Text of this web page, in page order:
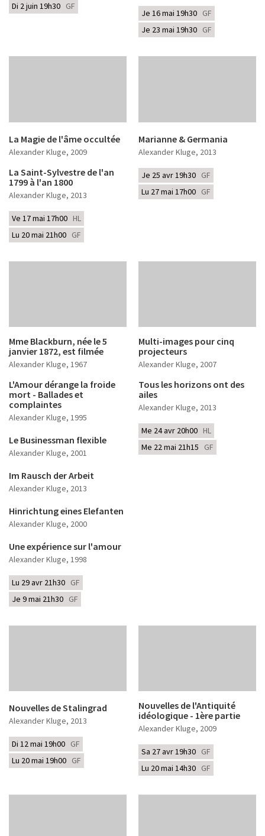
Di 2 juin 19h30 GF
Je 16 mai 19h30 GF
Je 23 mai 19h30 GF
La Magie de l'âme occultée
Alexander Kluge, 2009
La Saint-Sylvestre de l'an
1799 à l'an 1800
Alexander Kluge, 2013
Ve 17 mai 17h00 HL
Lu 20 mai 21h00 GF
Marianne & Germania
Alexander Kluge, 2013
Je 25 avr 19h30 GF
Lu 27 mai 17h00 GF
Mme Blackburn, née le 5
janvier 1872, est filmée
Alexander Kluge, 1967
L'Amour dérange la froide
mort - Ballades et
complaintes
Alexander Kluge, 1995
Le Businessman flexible
Alexander Kluge, 2001
Im Rausch der Arbeit
Alexander Kluge, 2013
Hinrichtung eines Elefanten
Alexander Kluge, 2000
Une expérience sur l'amour
Alexander Kluge, 1998
Lu 29 avr 21h30 GF
Je 9 mai 21h30 GF
Multi-images pour cinq
projecteurs
Alexander Kluge, 2007
Tous les horizons ont des
ailes
Alexander Kluge, 2013
Me 24 avr 20h00 HL
Me 22 mai 21h15 GF
Nouvelles de Stalingrad
Alexander Kluge, 2013
Di 12 mai 19h00 GF
Lu 20 mai 19h00 GF
Nouvelles de l'Antiquité
idéologique - 1ère partie
Alexander Kluge, 2009
Sa 27 avr 19h30 GF
Lu 20 mai 14h30 GF